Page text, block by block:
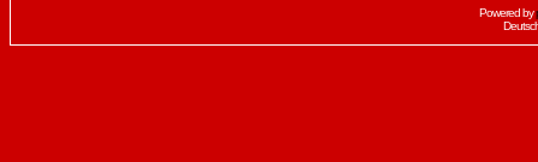
Powered by